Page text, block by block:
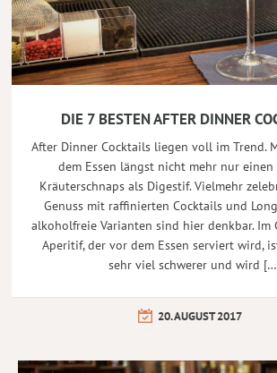
DIE 7 BESTEN AFTER DINNER
After Dinner Cocktails liegen voll im Trend.
dem Essen längst nicht mehr nur einen
Kräuterschnaps als Digestif. Vielmehr
Genuss mit raffinierten Cocktails und
alkoholfreie Varianten sind hier denkbar. Im
Aperitif, der vor dem Essen serviert wird,
sehr viel schwerer und wird
20. AUGUST 2017